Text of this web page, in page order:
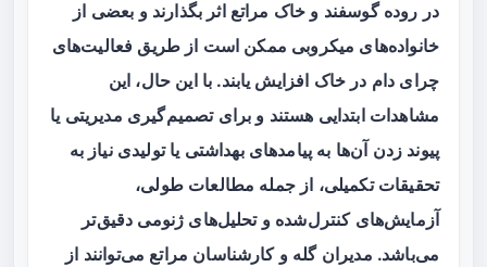
در روده گوسفند و خاک مراتع اثر بگذارند و بعضی از
خانواده‌های میکروبی ممکن است از طریق فعالیت‌های
چرای دام در خاک افزایش یابند. با این حال، این
مشاهدات ابتدایی‌ هستند و برای تصمیم‌گیری مدیریتی یا
پیوند زدن آن‌ها به پیامدهای بهداشتی یا تولیدی نیاز به
تحقیقات تکمیلی، از جمله مطالعات طولی،
آزمایش‌های کنترل‌شده و تحلیل‌های ژنومی دقیق‌تر
می‌باشد. مدیران گله و کارشناسان مراتع می‌توانند از